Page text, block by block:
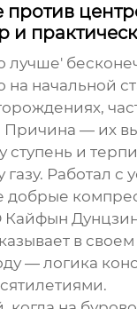
и
лучше'
на начальной
— их
ступень и
Работал с
добрые
в
— логика